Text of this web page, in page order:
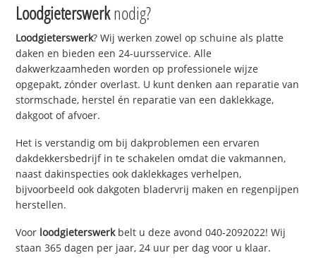
Loodgieterswerknodig?
Loodgieterswerk? Wij werken zowel op schuine als platte
daken en bieden een 24-uursservice. Alle
dakwerkzaamheden worden op professionele wijze
opgepakt, zónder overlast. U kunt denken aan reparatie van
stormschade, herstel én reparatie van een daklekkage,
dakgoot of afvoer.
Het is verstandig om bij dakproblemen een ervaren
dakdekkersbedrijf in te schakelen omdat die vakmannen,
naast dakinspecties ook daklekkages verhelpen,
bijvoorbeeld ook dakgoten bladervrij maken en regenpijpen
herstellen.
Voor loodgieterswerkbelt u deze avond 040-2092022! Wij
staan 365 dagen per jaar, 24 uur per dag voor u klaar.